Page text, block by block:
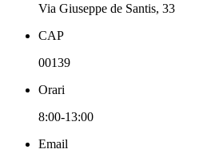
Via Giuseppe de Santis, 33
CAP
00139
Orari
8:00-13:00
Email